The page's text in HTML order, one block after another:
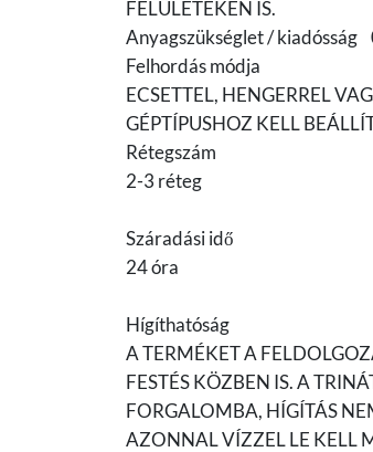
FELÜLETEKEN IS.
Anyagszükséglet /
Felhordás módja
ECSETTEL, HENGERREL
GÉPTÍPUSHOZ KELL
Rétegszám
2-3 réteg
Száradási idő
24 óra
Hígíthatóság
A TERMÉKET A
FESTÉS KÖZBEN IS. A
FORGALOMBA, HÍGÍTÁS
AZONNAL VÍZZEL LE KELL